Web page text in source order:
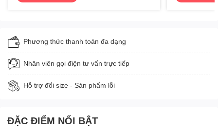
Phương thức thanh toán đa dạng
Nhân viên gọi điện tư vấn trực tiếp
Hỗ trợ đổi size - Sản phẩm lỗi
ĐẶC ĐIỂM NỔI BẬT